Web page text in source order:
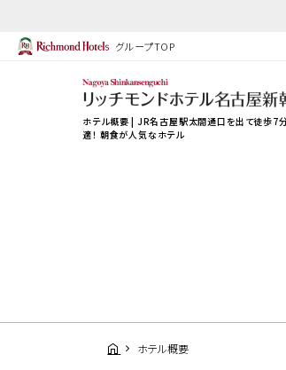
グループTOP
ホテル概要 | JR名古屋駅太閤通口を出て徒歩7
適！ 朝食が人気なホテル
ホテル概要